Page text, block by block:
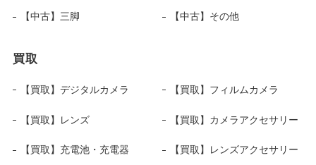
【中古】三脚 【中古】その他
買取
【買取】デジタルカメラ 【買取】フィルムカメラ
【買取】レンズ 【買取】カメラアクセサリー
【買取】充電池・充電器 【買取】レンズアクセサリー